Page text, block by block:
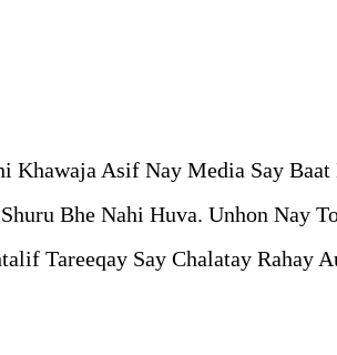
Khawaja Asif Nay Media Say
Bhe Nahi Huva. Unhon Nay
Tareeqay Say Chalatay